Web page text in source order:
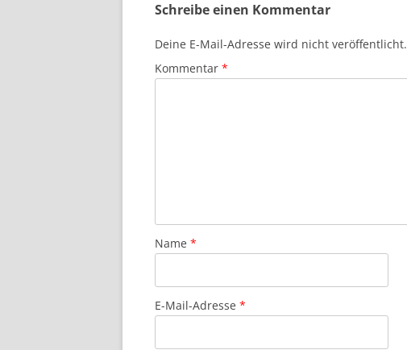
Schreibe einen Kommentar
Deine E-Mail-Adresse wird nicht veröffentlicht.
Kommentar *
Name *
E-Mail-Adresse *